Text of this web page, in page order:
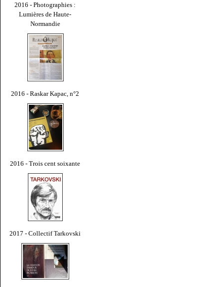
2016 - Photographies :
Lumières de Haute-
Normandie
2016 - Raskar Kapac, n°2
2016 - Trois cent soixante
2017 - Collectif Tarkovski